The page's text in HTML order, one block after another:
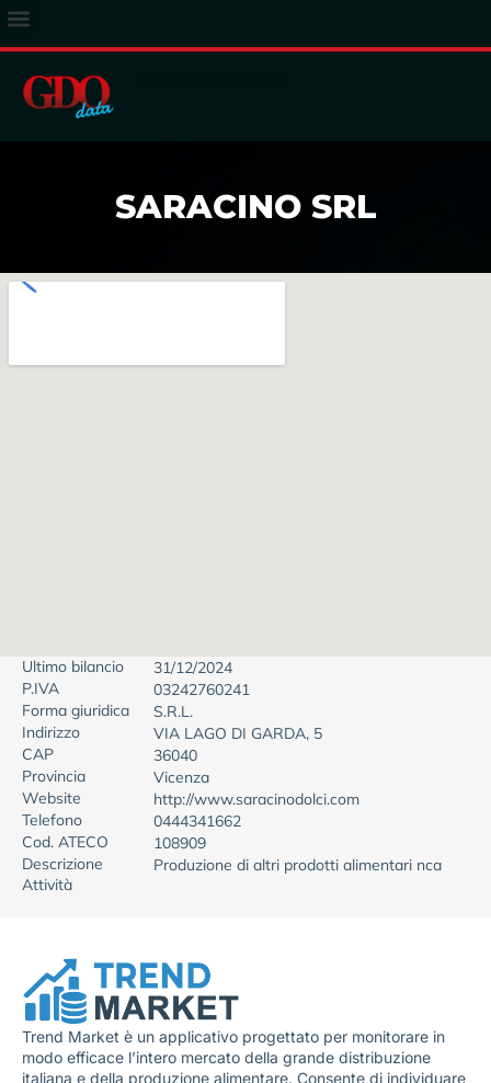
SARACINO SRL
Ultimo bilancio
31/12/2024
P.IVA
03242760241
Forma giuridica
S.R.L.
Indirizzo
VIA LAGO DI GARDA, 5
CAP
36040
Provincia
Vicenza
Website
http://www.saracinodolci.com
Telefono
0444341662
Cod. ATECO
108909
Descrizione
Attività
Produzione di altri prodotti alimentari nca
Trend Market è un applicativo progettato per monitorare in
modo efficace l’intero mercato della grande distribuzione
italiana e della produzione alimentare. Consente di individuare